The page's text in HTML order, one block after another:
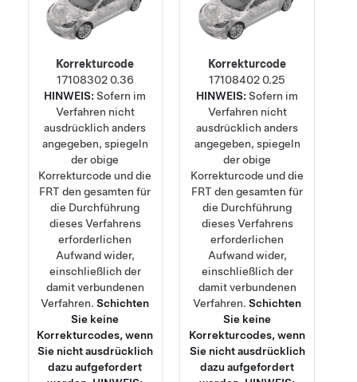
Korrekturcode
17108302 0.36
HINWEIS:Sofern im
Verfahren nicht
ausdrücklich anders
angegeben, spiegeln
der obige
Korrekturcode und die
FRT den gesamten für
die Durchführung
dieses Verfahrens
erforderlichen
Aufwand wider,
einschließlich der
damit verbundenen
Verfahren.Schichten
Sie keine
Korrekturcodes, wenn
Sie nicht ausdrücklich
dazu aufgefordert
Korrekturcode
17108402 0.25
HINWEIS:Sofern im
Verfahren nicht
ausdrücklich anders
angegeben, spiegeln
der obige
Korrekturcode und die
FRT den gesamten für
die Durchführung
dieses Verfahrens
erforderlichen
Aufwand wider,
einschließlich der
damit verbundenen
Verfahren.Schichten
Sie keine
Korrekturcodes, wenn
Sie nicht ausdrücklich
dazu aufgefordert